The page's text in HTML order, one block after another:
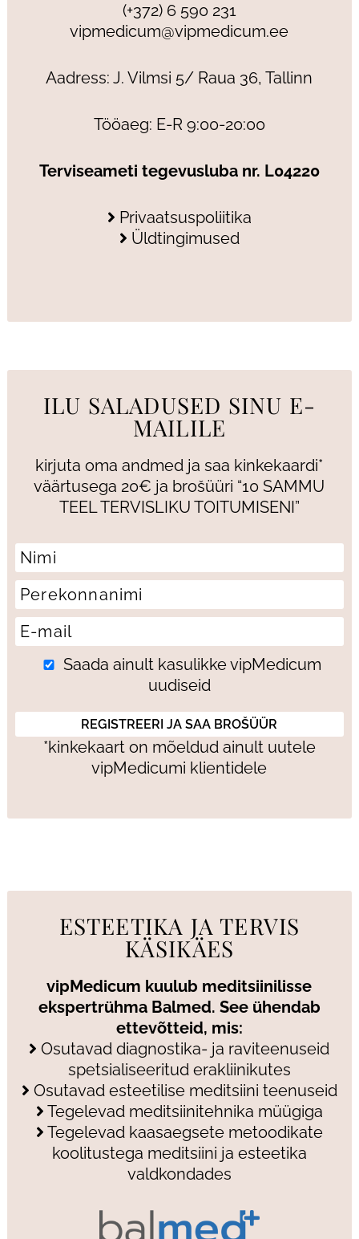
(+372) 6 590 231
vipmedicum@vipmedicum.ee
Aadress: J. Vilmsi 5/ Raua 36, Tallinn
Tööaeg: E-R 9:00-20:00
Terviseameti tegevusluba nr. L04220
Privaatsuspoliitika
Üldtingimused
ILU SALADUSED SINU E-
MAILILE
kirjuta oma andmed ja saa kinkekaardi*
väärtusega 20€ ja brošüüri “10 SAMMU
TEEL TERVISLIKU TOITUMISENI”
Saada ainult kasulikke vipMedicum
uudiseid
*kinkekaart on mõeldud ainult uutele
vipMedicumi klientidele
ESTEETIKA JA TERVIS
KÄSIKÄES
vipMedicum kuulub meditsiinilisse
ekspertrühma Balmed. See ühendab
ettevõtteid, mis:
Osutavad diagnostika- ja raviteenuseid
spetsialiseeritud erakliinikutes
Osutavad esteetilise meditsiini teenuseid
Tegelevad meditsiinitehnika müügiga
Tegelevad kaasaegsete metoodikate
koolitustega meditsiini ja esteetika
valdkondades